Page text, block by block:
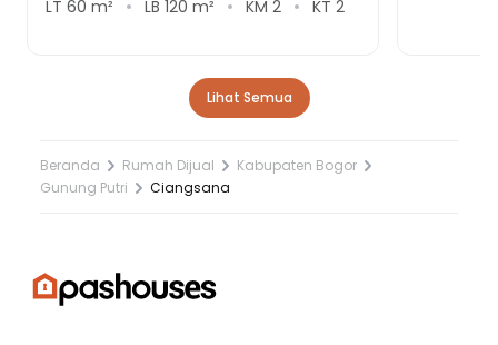
LT 60 m² LB 120 m² KM 2 KT 2
Lihat Semua
Beranda Rumah Dijual
Kabupaten Bogor
Gunung Putri
Ciangsana